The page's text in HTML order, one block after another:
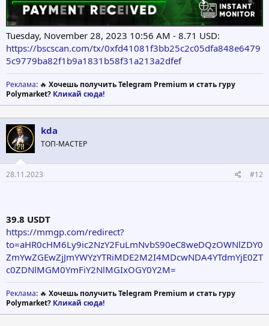
Tuesday, November 28, 2023 10:56 AM - 8.71 USD:
https://bscscan.com/tx/0xfd41081f3bb25c2c05dfa848e6479
5c9779ba82f1b9a1831b58f31a213a2dfef
Реклама: 🔥 Хочешь получить Telegram Premium и стать гуру
Polymarket? Кликай сюда!
kda
ТОП-МАСТЕР
28.11.2023 #12
39.8 USDT
https://mmgp.com/redirect?
to=aHR0cHM6Ly9ic2NzY2FuLmNvbS90eC8weDQzOWNlZDY0
ZmYwZGEwZjJmYWYzYTRiMDE2M2I4MDcwNDA4YTdmYjE0ZT
c0ZDNlMGM0YmFiY2NlMGIxOGY0Y2M=
Реклама: 🔥 Хочешь получить Telegram Premium и стать гуру
Polymarket? Кликай сюда!